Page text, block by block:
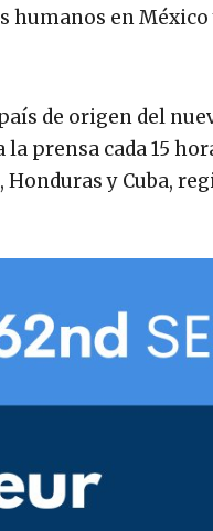
humanos en
de origen del
prensa cada 15
y Cuba,